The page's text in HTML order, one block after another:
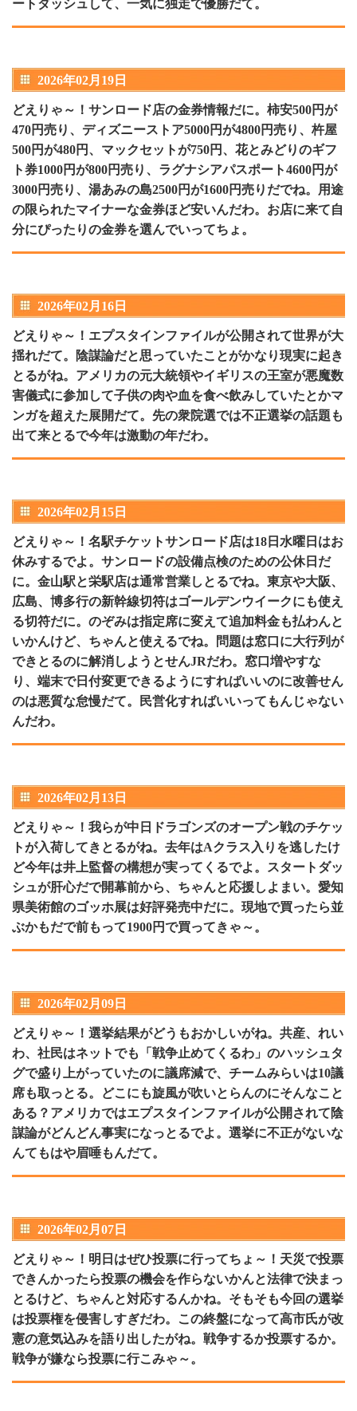
ートダッシュして、一気に独走で優勝だて。
2026年02月19日
どえりゃ～！サンロード店の金券情報だに。柿安500円が
470円売り、ディズニーストア5000円が4800円売り、杵屋
500円が480円、マックセットが750円、花とみどりのギフ
ト券1000円が800円売り、ラグナシアパスポート4600円が
3000円売り、湯あみの島2500円が1600円売りだでね。用途
の限られたマイナーな金券ほど安いんだわ。お店に来て自
分にぴったりの金券を選んでいってちょ。
2026年02月16日
どえりゃ～！エプスタインファイルが公開されて世界が大
揺れだて。陰謀論だと思っていたことがかなり現実に起き
とるがね。アメリカの元大統領やイギリスの王室が悪魔数
害儀式に参加して子供の肉や血を食べ飲みしていたとかマ
ンガを超えた展開だて。先の衆院選では不正選挙の話題も
出て来とるで今年は激動の年だわ。
2026年02月15日
どえりゃ～！名駅チケットサンロード店は18日水曜日はお
休みするでよ。サンロードの設備点検のための公休日だ
に。金山駅と栄駅店は通常営業しとるでね。東京や大阪、
広島、博多行の新幹線切符はゴールデンウイークにも使え
る切符だに。のぞみは指定席に変えて追加料金も払わんと
いかんけど、ちゃんと使えるでね。問題は窓口に大行列が
できとるのに解消しようとせんJRだわ。窓口増やすな
り、端末で日付変更できるようにすればいいのに改善せん
のは悪質な怠慢だて。民営化すればいいってもんじゃない
んだわ。
2026年02月13日
どえりゃ～！我らが中日ドラゴンズのオープン戦のチケッ
トが入荷してきとるがね。去年はAクラス入りを逃したけ
ど今年は井上監督の構想が実ってくるでよ。スタートダッ
シュが肝心だで開幕前から、ちゃんと応援しよまい。愛知
県美術館のゴッホ展は好評発売中だに。現地で買ったら並
ぶかもだで前もって1900円で買ってきゃ～。
2026年02月09日
どえりゃ～！選挙結果がどうもおかしいがね。共産、れい
わ、社民はネットでも「戦争止めてくるわ」のハッシュタ
グで盛り上がっていたのに議席減で、チームみらいは10議
席も取っとる。どこにも旋風が吹いとらんのにそんなこと
ある？アメリカではエプスタインファイルが公開されて陰
謀論がどんどん事実になっとるでよ。選挙に不正がないな
んてもはや眉唾もんだて。
2026年02月07日
どえりゃ～！明日はぜひ投票に行ってちょ～！天災で投票
できんかったら投票の機会を作らないかんと法律で決まっ
とるけど、ちゃんと対応するんかね。そもそも今回の選挙
は投票権を侵害しすぎだわ。この終盤になって高市氏が改
憲の意気込みを語り出したがね。戦争するか投票するか。
戦争が嫌なら投票に行こみゃ～。